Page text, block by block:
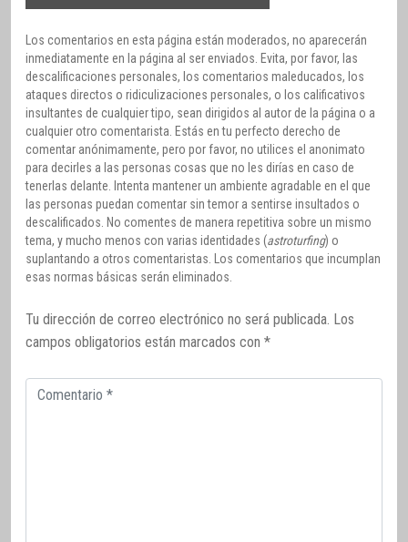
Los comentarios en esta página están moderados, no aparecerán
inmediatamente en la página al ser enviados. Evita, por favor, las
descalificaciones personales, los comentarios maleducados, los
ataques directos o ridiculizaciones personales, o los calificativos
insultantes de cualquier tipo, sean dirigidos al autor de la página o a
cualquier otro comentarista. Estás en tu perfecto derecho de
comentar anónimamente, pero por favor, no utilices el anonimato
para decirles a las personas cosas que no les dirías en caso de
tenerlas delante. Intenta mantener un ambiente agradable en el que
las personas puedan comentar sin temor a sentirse insultados o
descalificados. No comentes de manera repetitiva sobre un mismo
tema, y mucho menos con varias identidades (astroturfing) o
suplantando a otros comentaristas. Los comentarios que incumplan
esas normas básicas serán eliminados.
Tu dirección de correo electrónico no será publicada. Los
campos obligatorios están marcados con *
Comentario